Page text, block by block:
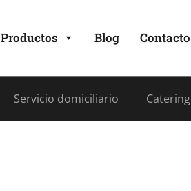
Productos Blog Contacto
Servicio domiciliario Catering